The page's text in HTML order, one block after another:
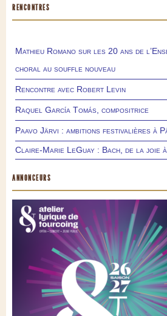
RENCONTRES
Mathieu Romano sur les 20 ans de
choral au souffle nouveau
Rencontre avec Robert Levin
Raquel García Tomás, compositrice
Paavo Järvi : ambitions festivalières à
Claire-Marie LeGuay : Bach, de la joie
ANNONCEURS